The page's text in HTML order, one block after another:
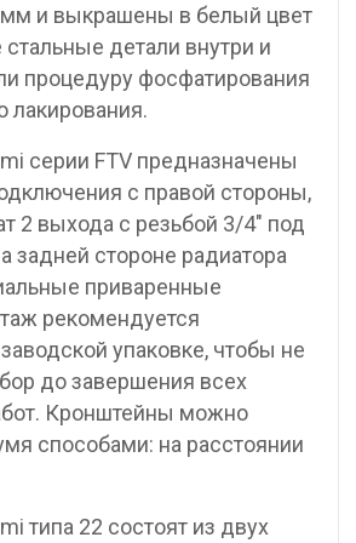
и выкрашены в белый цвет
стальные детали внутри и
процедуру фосфатирования
лакирования.
серии FTV предназначены
с правой стороны,
2 выхода с резьбой 3/4″ под
задней стороне радиатора
приваренные
рекомендуется
упаковке, чтобы не
до завершения всех
Кронштейны можно
способами: на расстоянии
типа 22 состоят из двух